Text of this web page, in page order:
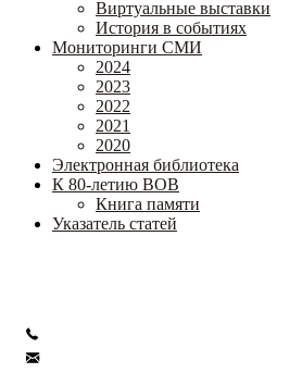
Виртуальные выставки
История в событиях
Мониторинги СМИ
2024
2023
2022
2021
2020
Электронная библиотека
К 80-летию ВОВ
Книга памяти
Указатель статей